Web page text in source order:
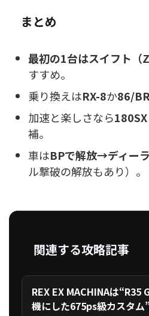
まとめ
最初の1台はスイフト（
すすめ。
乗り換えはRX-8か86/
加速と楽しさなら
補。
車はBPで解放→ディー
ル撃破の解放もあり）。
関連する攻略記事
REX EX MACHINAは“R35
機にした675ps級カスタム